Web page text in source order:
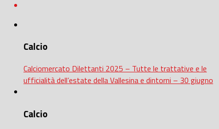
Calcio
Calciomercato Dilettanti 2025 – Tutte le trattative e le
ufficialità dell’estate della Vallesina e dintorni – 30 giugno
Calcio